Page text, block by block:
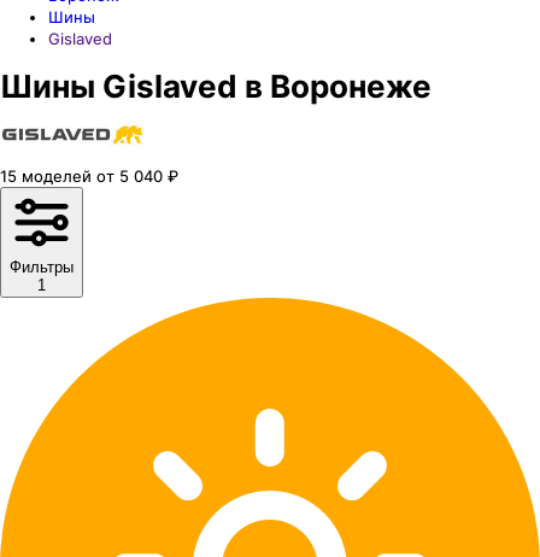
Шины
Gislaved
Шины Gislaved в Воронеже
15 моделей от 5 040 ₽
Фильтры
1